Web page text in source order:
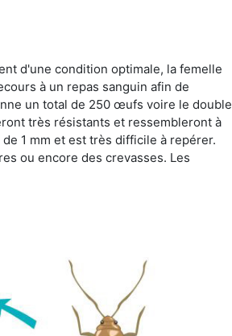
d'une condition optimale, la femelle
à un repas sanguin afin de
un total de 250 œufs voire le double
très résistants et ressembleront à
1 mm et est très difficile à repérer.
ou encore des crevasses. Les